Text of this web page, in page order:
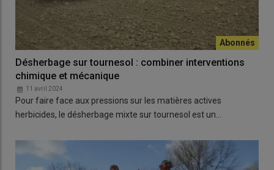
Désherbage sur tournesol : combiner interventions
chimique et mécanique
11 avril 2024
Pour faire face aux pressions sur les matières actives
herbicides, le désherbage mixte sur tournesol est un…